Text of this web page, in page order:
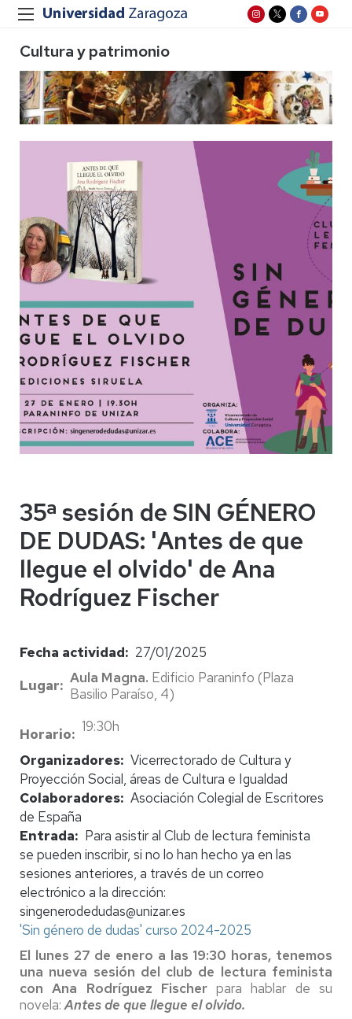
Cultura y patrimonio
35ª sesión de SIN GÉNERO
DE DUDAS: 'Antes de que
llegue el olvido' de Ana
Rodríguez Fischer
Fecha actividad
27/01/2025
Lugar
Aula Magna. Edificio Paraninfo (Plaza
Basilio Paraíso, 4)
Horario
19:30h
Organizadores Vicerrectorado de Cultura y
Proyección Social, áreas de Cultura e Igualdad
Colaboradores Asociación Colegial de Escritores
de España
Entrada
Para asistir al Club de lectura feminista
se pueden inscribir, si no lo han hecho ya en las
sesiones anteriores, a través de un correo
electrónico a la dirección:
singenerodedudas@unizar.es
'Sin género de dudas' curso 2024-2025
El lunes 27 de enero a las 19:30 horas, tenemos
una nueva sesión del club de lectura feminista
con Ana Rodríguez Fischer para hablar de su
novela:Antes de que llegue el olvido.